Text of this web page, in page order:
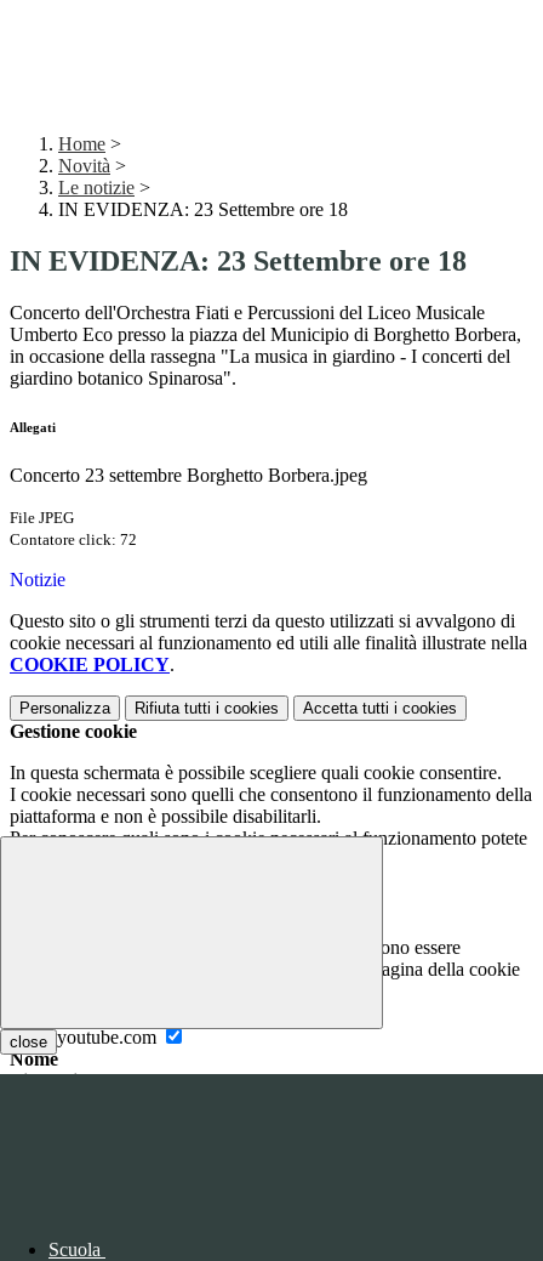
close
Scuola
Home >
Novità >
Le notizie >
IN EVIDENZA: 23 Settembre ore 18
IN EVIDENZA: 23 Settembre ore 18
Concerto dell'Orchestra Fiati e Percussioni del Liceo Musicale
Umberto Eco presso la piazza del Municipio di Borghetto Borbera,
in occasione della rassegna "La musica in giardino - I concerti del
giardino botanico Spinarosa".
Allegati
Concerto 23 settembre Borghetto Borbera.jpeg
File JPEG
Contatore click: 72
Notizie
Questo sito o gli strumenti terzi da questo utilizzati si avvalgono di
cookie necessari al funzionamento ed utili alle finalità illustrate nella
COOKIE POLICY.
Personalizza Rifiuta tutti i cookies Accetta tutti i cookies
Gestione cookie
In questa schermata è possibile scegliere quali cookie consentire.
I cookie necessari sono quelli che consentono il funzionamento della
piattaforma e non è possibile disabilitarli.
Per conoscere quali sono i cookie necessari al funzionamento potete
I cookie necessari per il funzionamento non possono essere
disabilitati. È possibile consultare l'elenco nella pagina della cookie
www.youtube.com
Nome
Tipologia
traccia delle visualizzazioni dei video incorporati.